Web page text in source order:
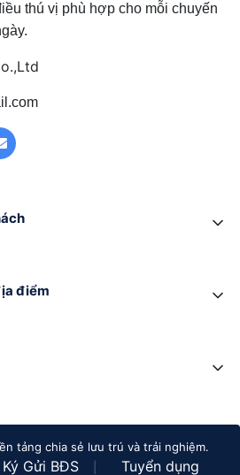
thú vị phù hợp cho mỗi chuyến
điểm
tảng chia sẻ lưu trú và trải nghiệm.
Ký Gửi BĐS Tuyển dụng